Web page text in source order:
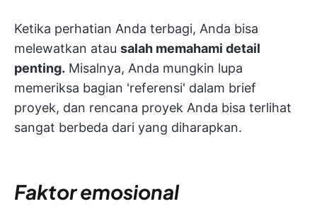
Ketika perhatian Anda terbagi, Anda bisa
melewatkan atau salah memahami detail
penting. Misalnya, Anda mungkin lupa
memeriksa bagian 'referensi' dalam brief
proyek, dan rencana proyek Anda bisa terlihat
sangat berbeda dari yang diharapkan.
Faktor emosional